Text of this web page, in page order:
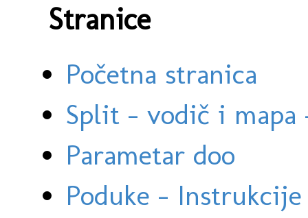
Stranice
Početna stranica
Split - vodič i
Parametar doo
Poduke -